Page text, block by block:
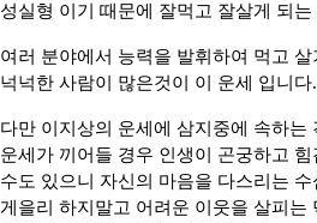
성실형 이기 때문에 잘먹고 잘살게 되
여러 분야에서 능력을 발휘하여 먹고 살
넉넉한 사람이 많은것이 이 운세 입니다.
다만 이지상의 운세에 삼지중에 속하는
운세가 끼어들 경우 인생이 곤궁하고 힘
수도 있으니 자신의 마음을 다스리는 수
게을리 하지말고 어려운 이웃을 살피는